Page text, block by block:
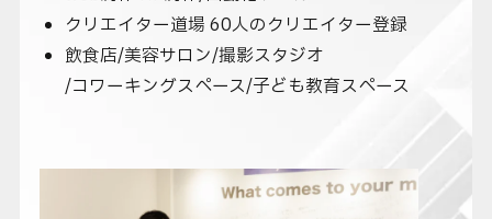
クリエイター道場 60人のクリエイター登録
飲食店/美容サロン/撮影スタジオ
/コワーキングスペース/子ども教育スペース